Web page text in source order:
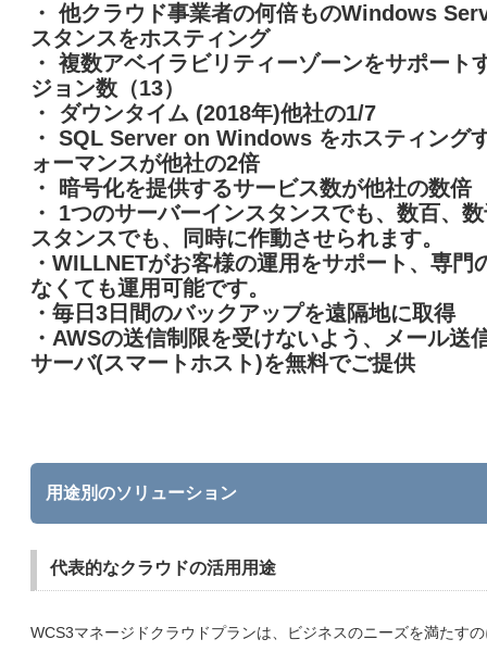
・ 他クラウド事業者の何倍ものWindows
スタンスをホスティング
・ 複数アベイラビリティーゾーンをサポート
ジョン数（13）
・ ダウンタイム (2018年)他社の1/7
・ SQL Server on Windows をホスティング
ォーマンスが他社の2倍
・ 暗号化を提供するサービス数が他社の数倍
・ 1つのサーバーインスタンスでも、数百、
スタンスでも、同時に作動させられます。
・WILLNETがお客様の運用をサポート、専門
なくても運用可能です。
・毎日3日間のバックアップを遠隔地に取得
・AWSの送信制限を受けないよう、メール送
サーバ(スマートホスト)を無料でご提供
用途別のソリューション
代表的なクラウドの活用用途
WCS3マネージドクラウドプランは、ビジネスのニーズを満たす